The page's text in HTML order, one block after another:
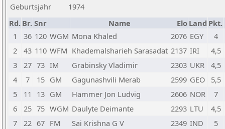
Geburtsjahr
1974
Rd. Br. Snr Name Elo Land Pkt.
1
36 120 WGM Mona Khaled 2076 EGY
4
2
43 110 WFM Khademalsharieh Sarasadat 2137 IRI
4,5
3
27 73 IM Grabinsky Vladimir 2303 UKR
4,5
4
7 15 GM Gagunashvili Merab 2599 GEO
5,5
5
11 13 GM Hammer Jon Ludvig 2606 NOR
7
6
25 75 WGM Daulyte Deimante 2293 LTU
4,5
7
22 67 FM Sai Krishna G V 2349 IND
5